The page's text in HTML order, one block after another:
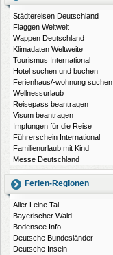
Städtereisen Deutschland
Flaggen Weltweit
Wappen Deutschland
Klimadaten Weltweite
Tourismus International
Hotel suchen und buchen
Ferienhaus/-wohnung suchen
Wellnessurlaub
Reisepass beantragen
Visum beantragen
Impfungen für die Reise
Führerschein International
Familienurlaub mit Kind
Messe Deutschland
Ferien-Regionen
Aller Leine Tal
Bayerischer Wald
Bodensee Info
Deutsche Bundesländer
Deutsche Inseln